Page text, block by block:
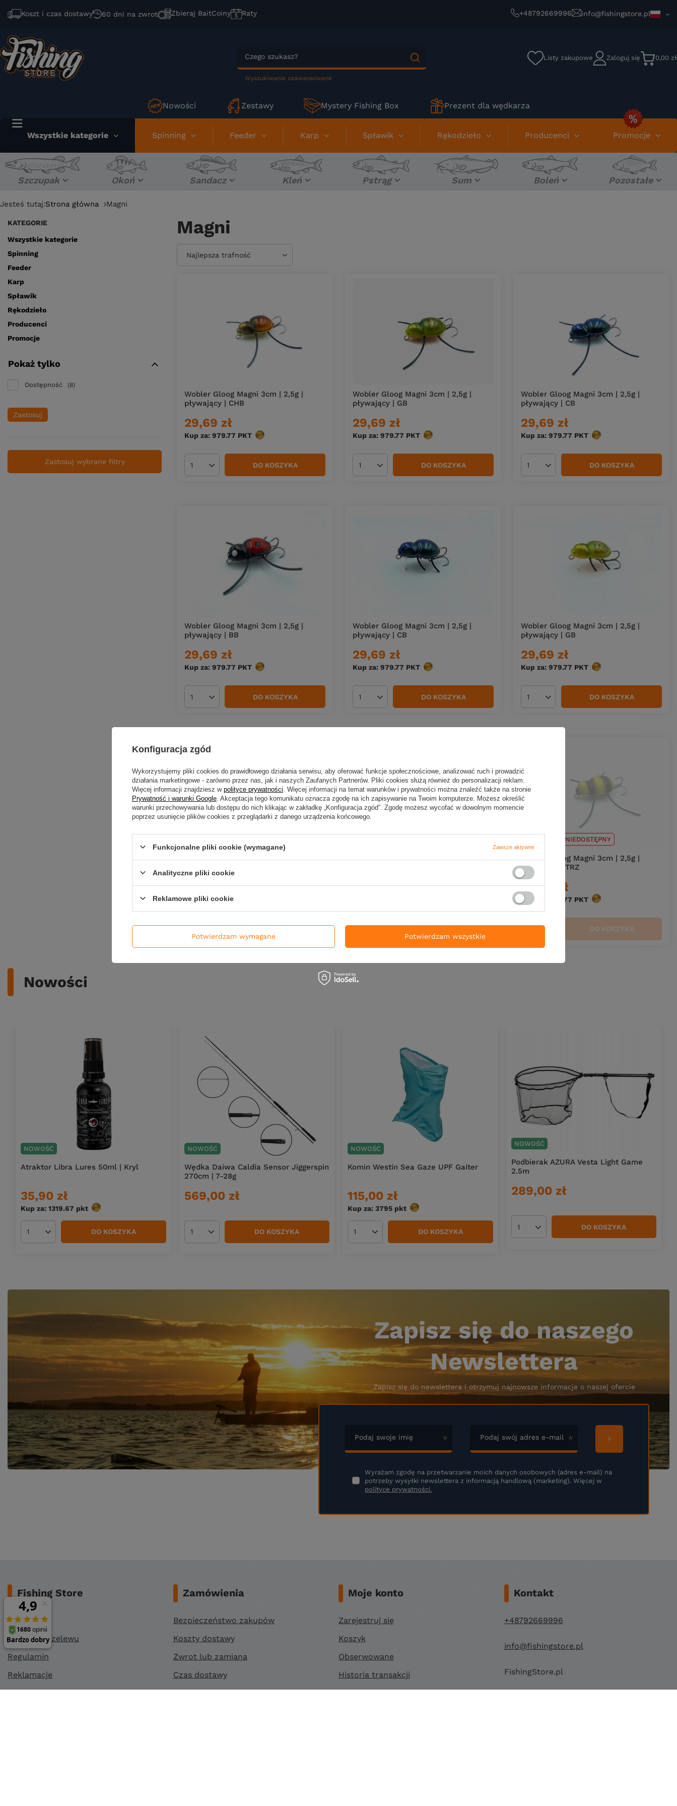
Koszt i czas dostawy 60 dni na zwrot Zbieraj BaitCoiny Raty +48792669996 info@fishingstore.pl
Wyszukiwanie zaawansowane
Listy zakupowe Zaloguj się 0,00 zł
Nowości Zestawy Mystery Fishing Box Prezent dla wędkarza
Wszystkie kategorie Spinning Feeder Karp Spławik Rękodzieło Producenci Promocje
Szczupak Okoń Sandacz Kleń Pstrąg Sum Boleń Pozostałe
Jesteś tutaj:Strona główna Magni
KATEGORIE
Wszystkie kategorie
Spinning
Feeder
Karp
Spławik
Rękodzieło
Producenci
Promocje
Pokaż tylko
Dostępność 8
Zastosuj
Zastosuj wybrane filtry
Magni
Zmień sortowanie
Najlepsza trafność
Wobler Gloog Magni 3cm | 2,5g |
pływający | CHB
29,69 zł
Kup za: 979.77 PKT punktów
Ilość produktów DO KOSZYKA
Wobler Gloog Magni 3cm | 2,5g |
pływający | GB
29,69 zł
Kup za: 979.77 PKT punktów
Ilość produktów DO KOSZYKA
Wobler Gloog Magni 3cm | 2,5g |
pływający | CB
29,69 zł
Kup za: 979.77 PKT punktów
Ilość produktów DO KOSZYKA
Wobler Gloog Magni 3cm | 2,5g |
pływający | BB
29,69 zł
Kup za: 979.77 PKT punktów
Ilość produktów DO KOSZYKA
Wobler Gloog Magni 3cm | 2,5g |
pływający | CB
29,69 zł
Kup za: 979.77 PKT punktów
Ilość produktów DO KOSZYKA
Wobler Gloog Magni 3cm | 2,5g |
pływający | GB
29,69 zł
Kup za: 979.77 PKT punktów
Ilość produktów DO KOSZYKA
Wobler Gloog Magni 3cm | 2,5g |
29,69 zł
Kup za: 979.77
Ilość produktów
Wobler Gloog Magni 3cm | 2,5g |
29,69 zł
Ilość produktów
CHWILOWO NIEDOSTĘPNY
Wobler Gloog Magni 3cm | 2,5g |
pływający | TRZ
29,69 zł
Kup za: 979.77 PKT punktów
DO KOSZYKA
Nowości
NOWOŚĆ
Atraktor Libra Lures 50ml | Kryl
35,90 zł
Kup za: 1319.67 pkt punktów
Ilość produktów DO KOSZYKA
NOWOŚĆ
Wędka Daiwa Caldia Sensor Jiggerspin
270cm | 7-28g
569,00 zł
Ilość produktów DO KOSZYKA
NOWOŚĆ
Komin Westin Sea Gaze UPF Gaiter
115,00 zł
Kup za: 3795 pkt punktów
Ilość produktów DO KOSZYKA
NOWOŚĆ
Podbierak AZURA Vesta Light Game
2.5m
289,00 zł
Ilość produktów DO KOSZYKA
Zapisz się do naszego
Newslettera
Zapisz się do newslettera i otrzymuj najnowsze informacje o naszej ofercie
Podaj swoje imię Podaj swój adres e-mail
Wyrażam zgodę na przetwarzanie moich danych osobowych (adres e-mail) na
potrzeby wysyłki newslettera z informacją handlową (marketing). Więcej w
polityce prywatności.
Fishing Store
O nas
Dane do przelewu
Regulamin
Reklamacje
Polityka prywatności
Zamówienia
Bezpieczeństwo zakupów
Koszty dostawy
Zwrot lub zamiana
Czas dostawy
Sposoby płatności
Moje konto
Zarejestruj się
Koszyk
Obserwowane
Historia transakcji
Kontakt
+48792669996
info@fishingstore.pl
FishingStore.pl
Konfiguracja zgód
Wykorzystujemy pliki cookies do prawidłowego działania serwisu, aby oferować funkcje społecznościowe, analizować ruch i prowadzić
działania marketingowe - zarówno przez nas, jak i naszych Zaufanych Partnerów. Pliki cookies służą również do personalizacji reklam.
Więcej informacji znajdziesz w polityce prywatności . Więcej informacji na temat warunków i prywatności można znaleźć także na stronie
Prywatność i warunki Google . Akceptacja tego komunikatu oznacza zgodę na ich zapisywanie na Twoim komputerze. Możesz określić
warunki przechowywania lub dostępu do nich klikając w zakładkę „Konfiguracja zgód”. Zgodę możesz wycofać w dowolnym momencie
poprzez usunięcie plików cookies z przeglądarki z danego urządzenia końcowego.
Funkcjonalne pliki cookie (wymagane) Zawsze aktywne
Analityczne pliki cookie
Reklamowe pliki cookie
Potwierdzam wymagane Potwierdzam wszystkie